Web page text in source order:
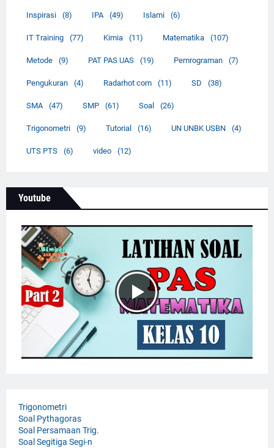
Inspirasi (8) IPA (49) Islami (6)
IT Training (77) Kimia (11) Matematika (107)
Metode (9) PAT PAS UAS (19) Pemrograman (7)
Pengukuran (4) Radarhot com (11) SD (38)
SMA (47) SMP (61) Soal (26)
Trigonometri (9) Tutorial (16) UN UNBK USBN (4)
UTS PTS (6) video (12)
Youtube
Trigonometri
Soal Pythagoras
Soal Persamaan Trig.
Soal Segitiga Segi-n